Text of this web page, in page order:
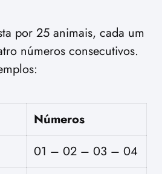
por 25 animais, cada um
números consecutivos.
Números
01 – 02 – 03 – 04